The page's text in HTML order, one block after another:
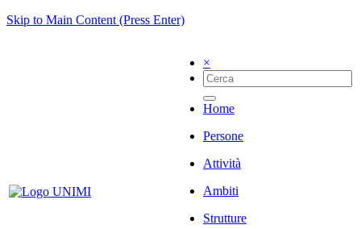
Skip to Main Content (Press Enter)
×
Home
Persone
Attività
Ambiti
Strutture